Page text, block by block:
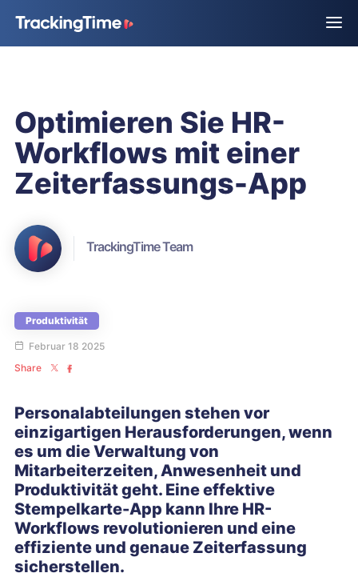
Optimieren Sie HR-
Workflows mit einer
Zeiterfassungs-App
TrackingTime Team
Produktivität
Februar 18 2025
Share
Personalabteilungen stehen vor
einzigartigen Herausforderungen, wenn
es um die Verwaltung von
Mitarbeiterzeiten, Anwesenheit und
Produktivität geht. Eine effektive
Stempelkarte-App kann Ihre HR-
Workflows revolutionieren und eine
effiziente und genaue Zeiterfassung
sicherstellen.